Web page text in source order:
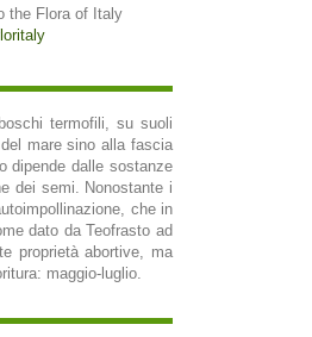
the Flora of Italy
termofili, su suoli
mare sino alla fascia
dipende dalle sostanze
dei semi. Nonostante i
che in
dato da Teofrasto ad
proprietà abortive, ma
maggio-luglio.